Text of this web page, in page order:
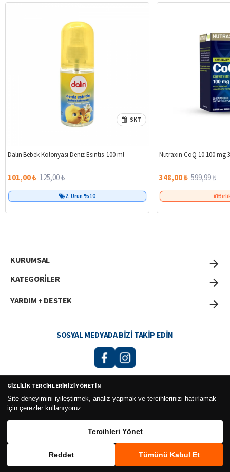
WhatsApp Sepete Ekle
SKT
Dalin Bebek Kolonyası Deniz Esintisi 100 ml
101,00 ₺ 125,00 ₺
2. Ürün %10
Nutraxin CoQ-10 100 mg
348,00 ₺ 599,99 ₺
KURUMSAL
KATEGORİLER
YARDIM + DESTEK
SOSYAL MEDYADA BIZI TAKIP EDIN
Curesel Turizm Ticaret Limited Şirketi 2026 ©
GIZLILIK TERCIHLERINIZI YÖNETIN
Site deneyimini iyileştirmek, analiz yapmak ve tercihlerinizi hatırlamak
için çerezler kullanıyoruz.
Tercihleri Yönet
Reddet Tümünü Kabul Et